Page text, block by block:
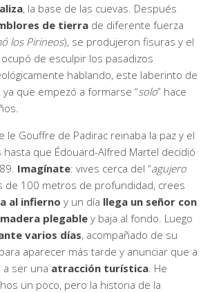
, la base de las cuevas. Después
de tierra de diferente fuerza
los Pirineos), se produjeron fisuras y el
de esculpir los pasadizos
hablando, este laberinto de
ya que empezó a formarse “solo” hace
le Gouffre de Padirac reinaba la paz y el
que Édouard-Alfred Martel decidió
Imagínate: vives cerca del “agujero
de 100 metros de profundidad, crees
al infierno y un día llega un señor con
plegable y baja al fondo. Luego
varios días, acompañado de su
aparecer más tarde y anunciar que a
a ser una atracción turística . He
un poco, pero la historia de la